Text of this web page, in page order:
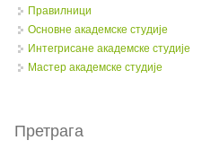
Правилници
Oсновне академске студије
Интегрисане академске студије
Мастер академске студије
Претрага